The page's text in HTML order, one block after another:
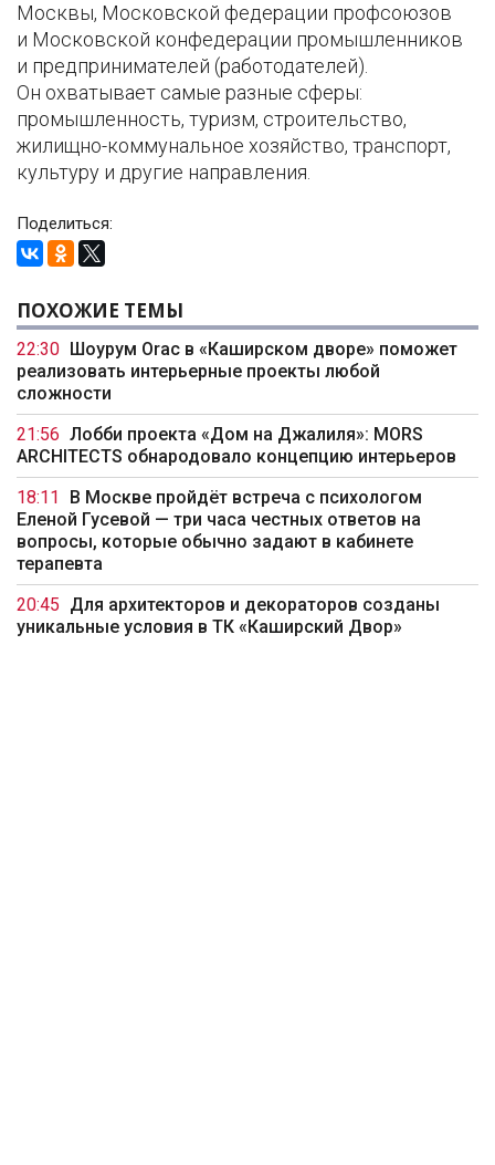
Москвы, Московской федерации профсоюзов
и Московской конфедерации промышленников
и предпринимателей (работодателей).
Он охватывает самые разные сферы:
промышленность, туризм, строительство,
жилищно-коммунальное хозяйство, транспорт,
культуру и другие направления.
Поделиться:
ПОХОЖИЕ ТЕМЫ
22:30
Шоурум Orac в «Каширском дворе» поможет
реализовать интерьерные проекты любой
сложности
21:56 Лобби проекта «Дом на Джалиля»: MORS
ARCHITECTS обнародовало концепцию интерьеров
18:11
В Москве пройдёт встреча с психологом
Еленой Гусевой — три часа честных ответов на
вопросы, которые обычно задают в кабинете
терапевта
20:45 Для архитекторов и декораторов созданы
уникальные условия в ТК «Каширский Двор»